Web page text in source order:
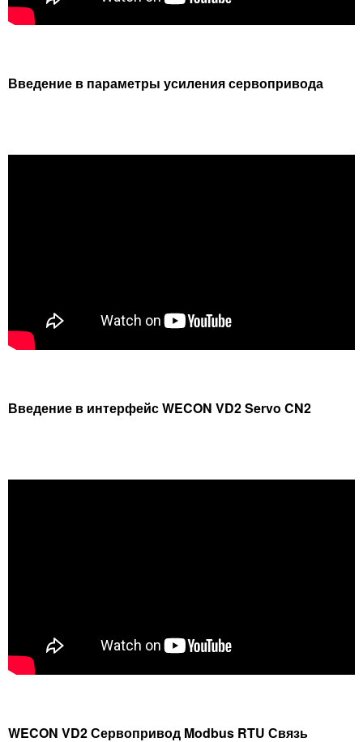
Введение в параметры усиления сервопривода
Введение в интерфейс WECON VD2 Servo CN2
WECON VD2 Сервопривод Modbus RTU Связь